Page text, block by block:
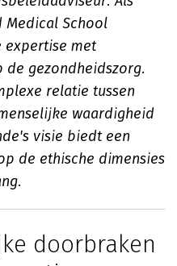
Medical School
expertise met
gezondheidszorg.
relatie tussen
waardigheid
visie biedt een
de ethische dimensies
doorbraken